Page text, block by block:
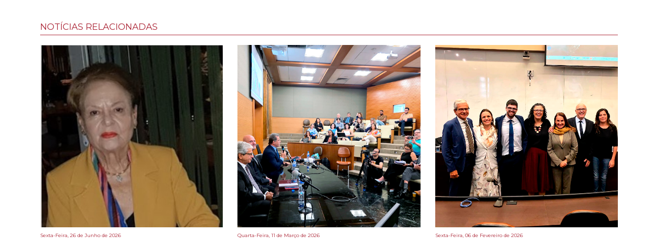
NOTÍCIAS RELACIONADAS
Sexta-Feira, 26 de Junho de 2026 Quarta-Feira, 11 de Março de 2026 Sexta-Feira, 06 de Fevereiro de 2026